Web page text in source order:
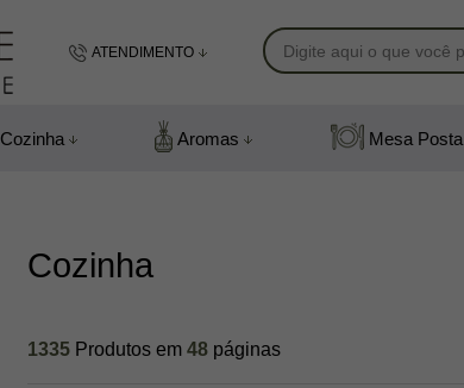
ATENDIMENTO
(48) 991831408
Cozinha Aromas Mesa Posta
Cozinha
1335 Produtos em 48 páginas